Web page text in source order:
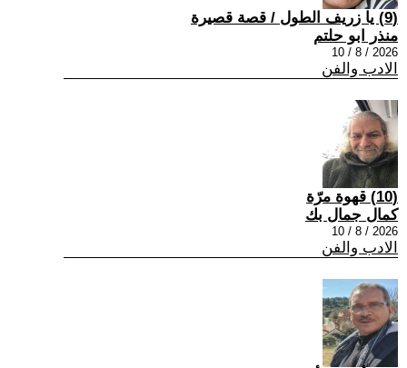
(9) يا زريف الطول / قصة قصيرة
منذر ابو حلتم
2026 / 8 / 10
الادب والفن
(10) قهوة مرّة
كمال جمال بك
2026 / 8 / 10
الادب والفن